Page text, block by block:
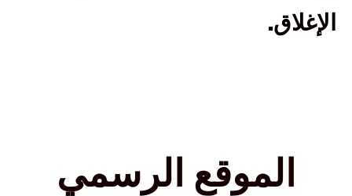
الإغلاق.
الموقع الرسمي